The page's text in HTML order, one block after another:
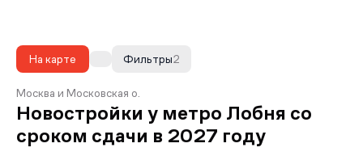
На карте 2
Фильтры
Москва и Московская о.
Новостройки у метро Лобня со
сроком сдачи в 2027 году